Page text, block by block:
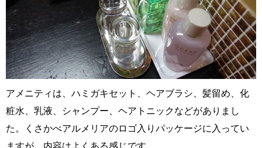
アメニティは、ハミガキセット、ヘアブラシ、髪留め、化
粧水、乳液、シャンプー、ヘアトニックなどがありまし
た。くさかべアルメリアのロゴ入りパッケージに入ってい
ますが、内容はよくある感じです。